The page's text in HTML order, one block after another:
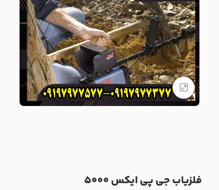
برای بزرگنمایی کلیک کنید
فلزیاب جی پی ایکس 5000